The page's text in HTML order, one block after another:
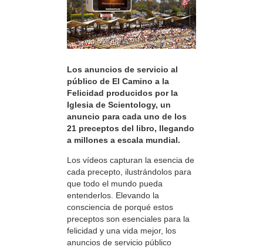
Los anuncios de servicio al
público de El Camino a la
Felicidad producidos por la
Iglesia de Scientology, un
anuncio para cada uno de los
21 preceptos del libro, llegando
a millones a escala mundial.
Los vídeos capturan la esencia de
cada precepto, ilustrándolos para
que todo el mundo pueda
entenderlos. Elevando la
consciencia de porqué estos
preceptos son esenciales para la
felicidad y una vida mejor, los
anuncios de servicio público